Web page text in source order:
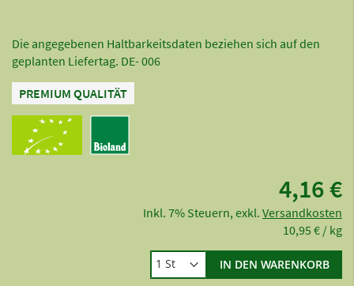
Die angegebenen Haltbarkeitsdaten beziehen sich auf den
geplanten Liefertag. DE- 006
PREMIUM QUALITÄT
4,16 €
Inkl. 7% Steuern,exkl. Versandkosten
10,95 € / kg
IN DEN WARENKORB